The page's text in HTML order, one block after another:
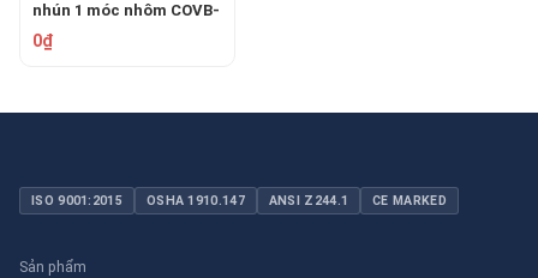
nhún 1 móc nhôm COVB-
206142-3000103-AL
0₫
ISO 9001:2015 OSHA 1910.147 ANSI Z244.1 CE MARKED
Sản phẩm